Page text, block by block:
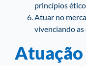
princípios
Atuar no
vivenciando